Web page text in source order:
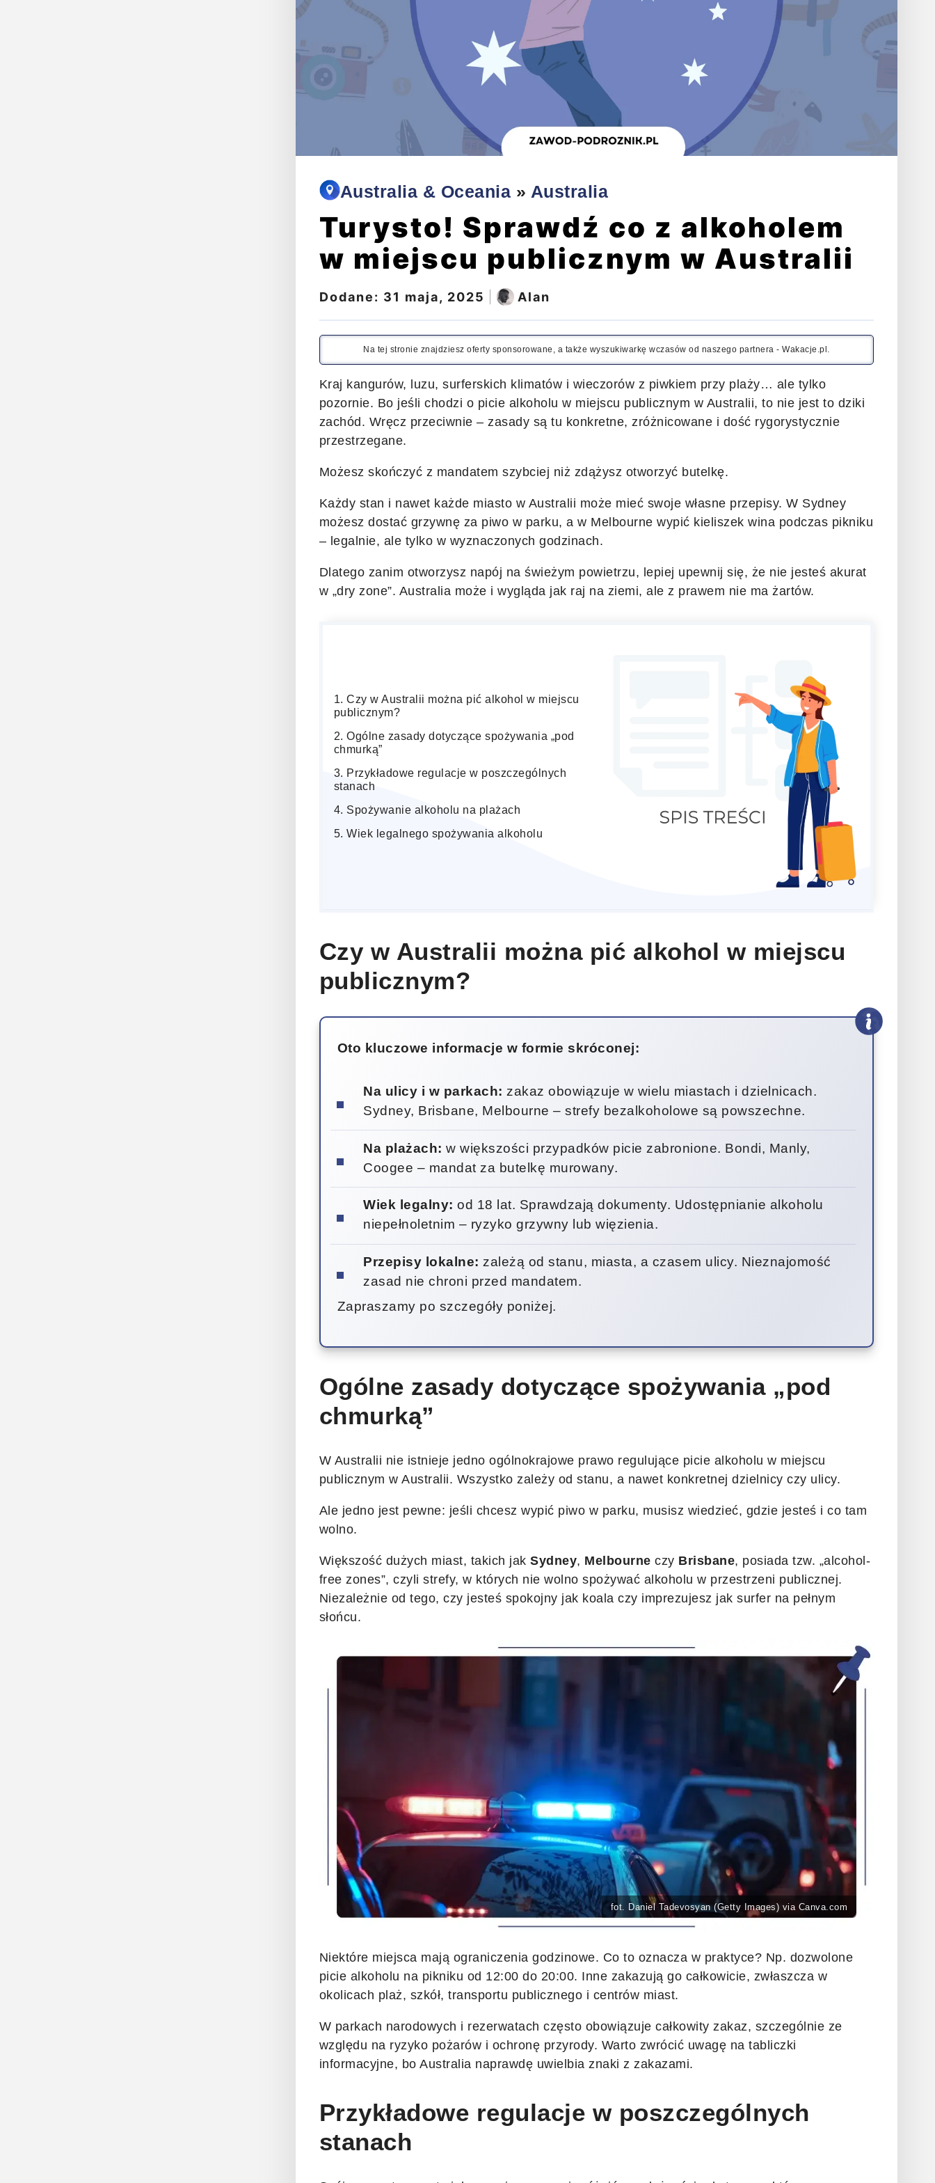
Australia & Oceania » Australia
Turysto! Sprawdź co z alkoholem
w miejscu publicznym w Australii
Dodane: 31 maja, 2025 Alan
Na tej stronie znajdziesz oferty sponsorowane, a także wyszukiwarkę wczasów od naszego partnera - Wakacje.pl.
Kraj kangurów, luzu, surferskich klimatów i wieczorów z piwkiem przy plaży… ale tylko
pozornie. Bo jeśli chodzi o picie alkoholu w miejscu publicznym w Australii, to nie jest to dziki
zachód. Wręcz przeciwnie – zasady są tu konkretne, zróżnicowane i dość rygorystycznie
przestrzegane.
Możesz skończyć z mandatem szybciej niż zdążysz otworzyć butelkę.
Każdy stan i nawet każde miasto w Australii może mieć swoje własne przepisy. W Sydney
możesz dostać grzywnę za piwo w parku, a w Melbourne wypić kieliszek wina podczas pikniku
– legalnie, ale tylko w wyznaczonych godzinach.
Dlatego zanim otworzysz napój na świeżym powietrzu, lepiej upewnij się, że nie jesteś akurat
w „dry zone”. Australia może i wygląda jak raj na ziemi, ale z prawem nie ma żartów.
Czy w Australii można pić alkohol w miejscu
publicznym?
Ogólne zasady dotyczące spożywania „pod
chmurką”
Przykładowe regulacje w poszczególnych
stanach
Spożywanie alkoholu na plażach
Wiek legalnego spożywania alkoholu
Czy w Australii można pić alkohol w miejscu
publicznym?
Oto kluczowe informacje w formie skróconej:
Na ulicy i w parkach: zakaz obowiązuje w wielu miastach i dzielnicach.
Sydney, Brisbane, Melbourne – strefy bezalkoholowe są powszechne.
Na plażach: w większości przypadków picie zabronione. Bondi, Manly,
Coogee – mandat za butelkę murowany.
Wiek legalny: od 18 lat. Sprawdzają dokumenty. Udostępnianie alkoholu
niepełnoletnim – ryzyko grzywny lub więzienia.
Przepisy lokalne: zależą od stanu, miasta, a czasem ulicy. Nieznajomość
zasad nie chroni przed mandatem.
Zapraszamy po szczegóły poniżej.
Ogólne zasady dotyczące spożywania „pod
chmurką”
W Australii nie istnieje jedno ogólnokrajowe prawo regulujące picie alkoholu w miejscu
publicznym w Australii. Wszystko zależy od stanu, a nawet konkretnej dzielnicy czy ulicy.
Ale jedno jest pewne: jeśli chcesz wypić piwo w parku, musisz wiedzieć, gdzie jesteś i co tam
wolno.
Większość dużych miast, takich jakSydney, Melbourne czy Brisbane, posiada tzw. „alcohol-
free zones”, czyli strefy, w których nie wolno spożywać alkoholu w przestrzeni publicznej.
Niezależnie od tego, czy jesteś spokojny jak koala czy imprezujesz jak surfer na pełnym
słońcu.
fot. Daniel Tadevosyan (Getty Images) via Canva.com
Niektóre miejsca mają ograniczenia godzinowe. Co to oznacza w praktyce? Np. dozwolone
picie alkoholu na pikniku od 12:00 do 20:00. Inne zakazują go całkowicie, zwłaszcza w
okolicach plaż, szkół, transportu publicznego i centrów miast.
W parkach narodowych i rezerwatach często obowiązuje całkowity zakaz, szczególnie ze
względu na ryzyko pożarów i ochronę przyrody. Warto zwrócić uwagę na tabliczki
informacyjne, bo Australia naprawdę uwielbia znaki z zakazami.
Przykładowe regulacje w poszczególnych
stanach